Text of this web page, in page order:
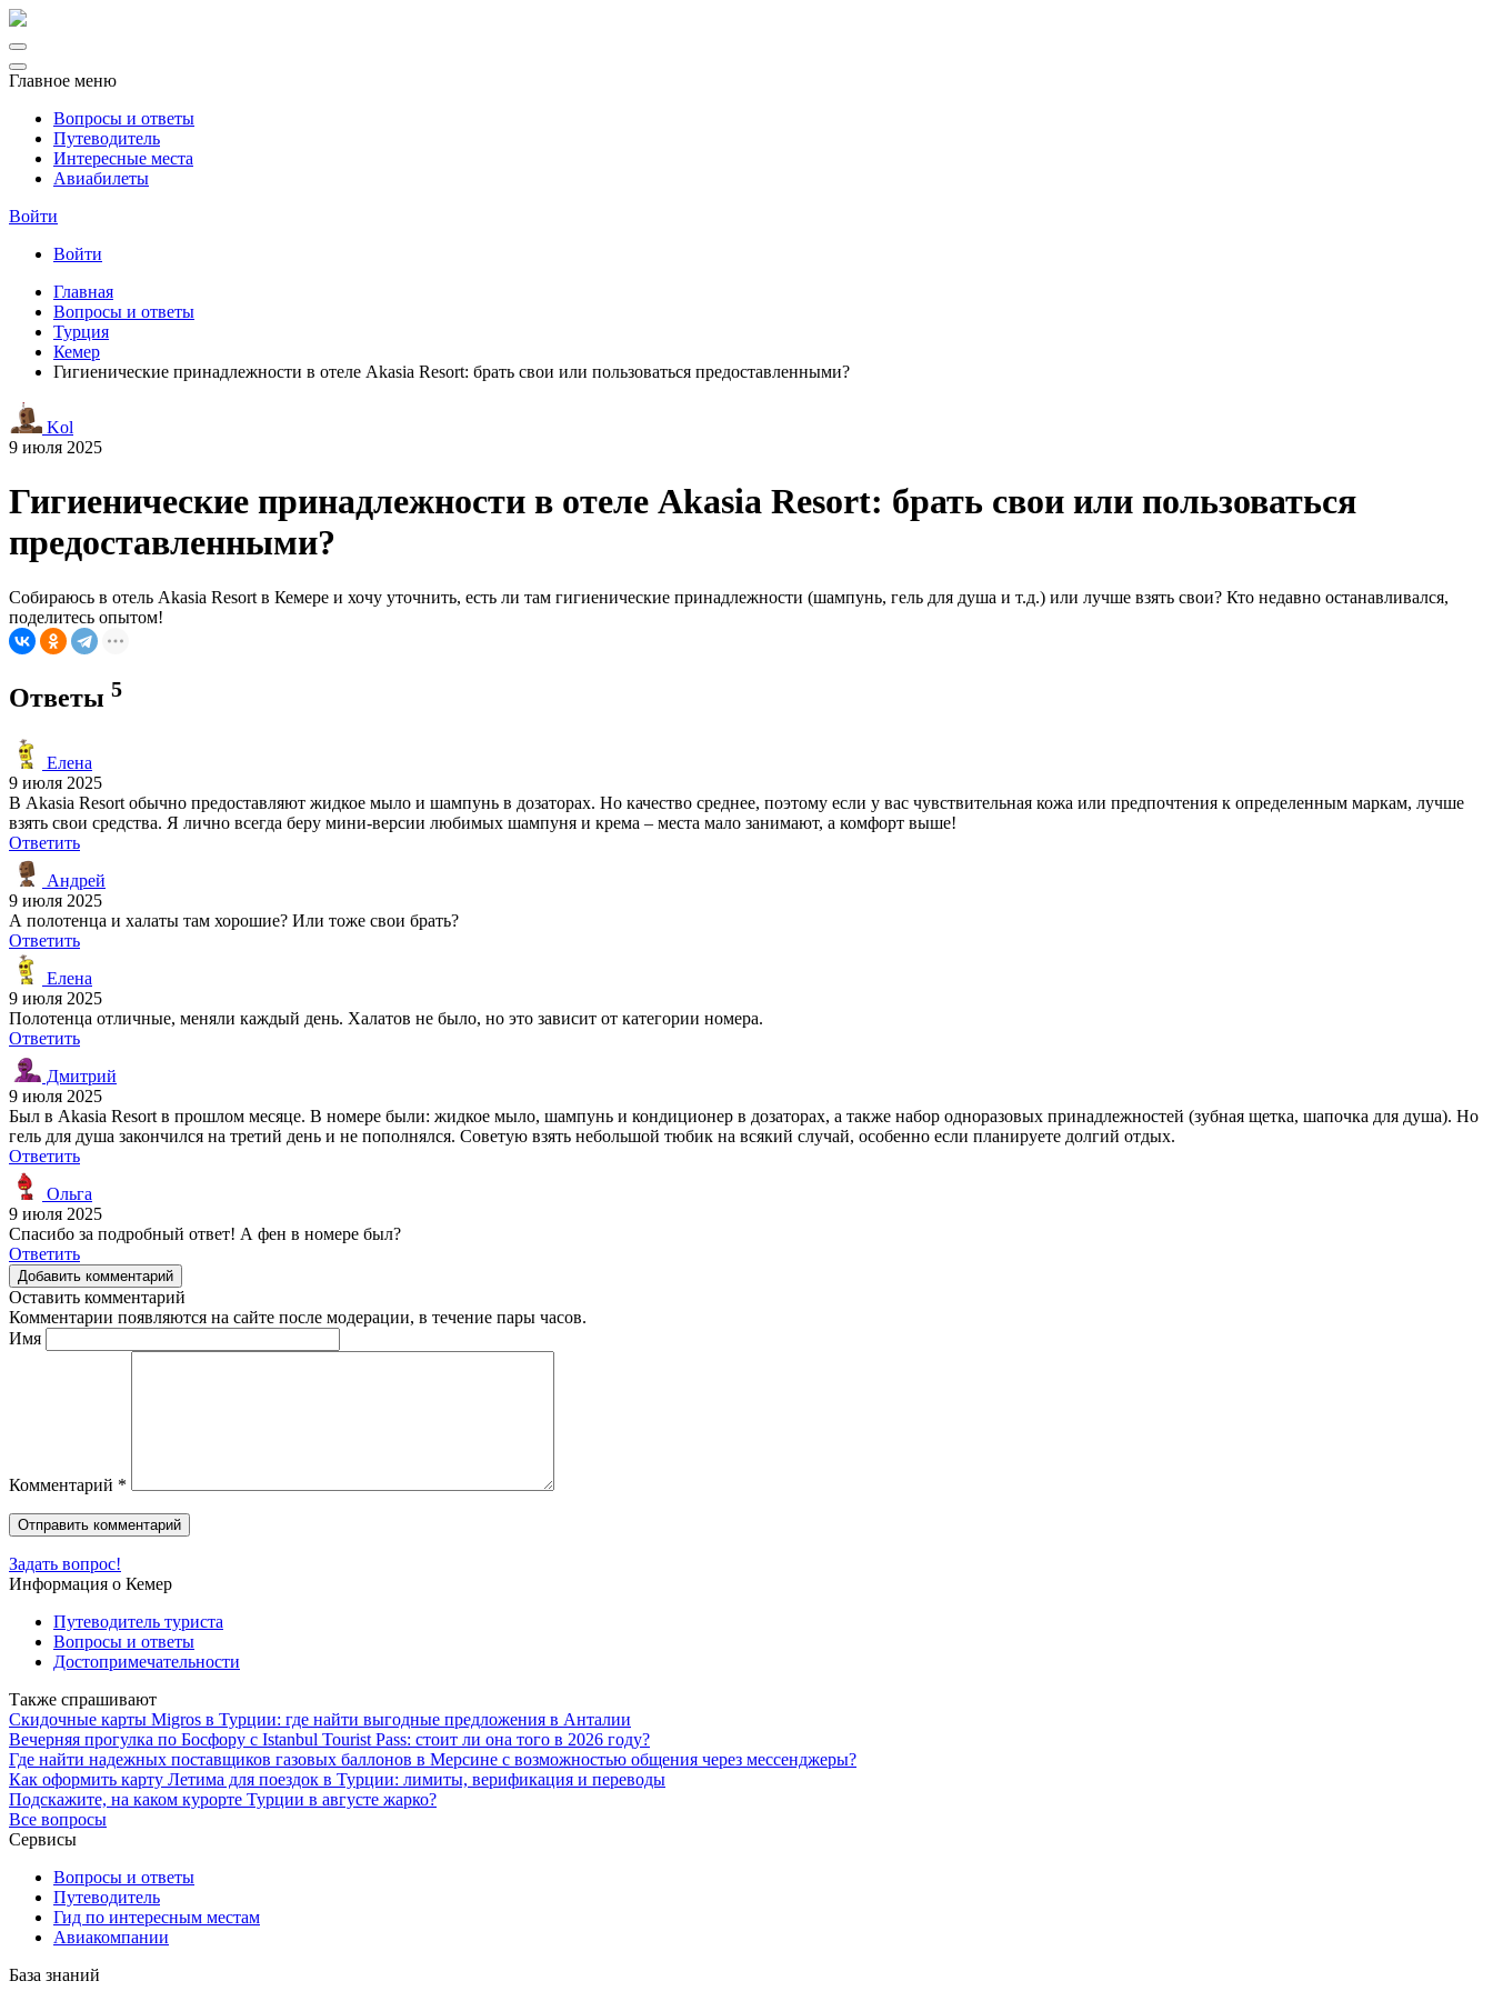
Главное меню
Вопросы и ответы
Путеводитель
Интересные места
Авиабилеты
Войти
Войти
Главная
Вопросы и ответы
Турция
Кемер
Гигиенические принадлежности в отеле Akasia Resort: брать свои или пользоваться предоставленными?
Kol
9 июля 2025
Гигиенические принадлежности в отеле Akasia Resort: брать свои или пользоваться
предоставленными?
Собираюсь в отель Akasia Resort в Кемере и хочу уточнить, есть ли там гигиенические принадлежности (шампунь, гель для душа и т.д.) или лучше взять свои? Кто недавно останавливался,
поделитесь опытом!
Ответы 5
Елена
9 июля 2025
В Akasia Resort обычно предоставляют жидкое мыло и шампунь в дозаторах. Но качество среднее, поэтому если у вас чувствительная кожа или предпочтения к определенным маркам, лучше
взять свои средства. Я лично всегда беру мини-версии любимых шампуня и крема – места мало занимают, а комфорт выше!
Ответить
Андрей
9 июля 2025
А полотенца и халаты там хорошие? Или тоже свои брать?
Ответить
Елена
9 июля 2025
Полотенца отличные, меняли каждый день. Халатов не было, но это зависит от категории номера.
Ответить
Дмитрий
9 июля 2025
Был в Akasia Resort в прошлом месяце. В номере были: жидкое мыло, шампунь и кондиционер в дозаторах, а также набор одноразовых принадлежностей (зубная щетка, шапочка для душа). Но
гель для душа закончился на третий день и не пополнялся. Советую взять небольшой тюбик на всякий случай, особенно если планируете долгий отдых.
Ответить
Ольга
9 июля 2025
Спасибо за подробный ответ! А фен в номере был?
Ответить
Добавить комментарий
Оставить комментарий
Комментарии появляются на сайте после модерации, в течение пары часов.
Имя
Комментарий *
Задать вопрос!
Информация о Кемер
Путеводитель туриста
Вопросы и ответы
Достопримечательности
Также спрашивают
Скидочные карты Migros в Турции: где найти выгодные предложения в Анталии
Вечерняя прогулка по Босфору с Istanbul Tourist Pass: стоит ли она того в 2026 году?
Где найти надежных поставщиков газовых баллонов в Мерсине с возможностью общения через мессенджеры?
Как оформить карту Летима для поездок в Турции: лимиты, верификация и переводы
Подскажите, на каком курорте Турции в августе жарко?
Все вопросы
Сервисы
Вопросы и ответы
Путеводитель
Гид по интересным местам
Авиакомпании
База знаний